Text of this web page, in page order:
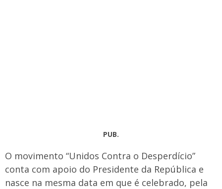
PUB.
O movimento “Unidos Contra o Desperdício”
conta com apoio do Presidente da República e
nasce na mesma data em que é celebrado, pela